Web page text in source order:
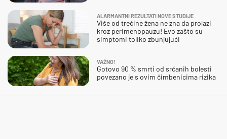
ALARMANTNI REZULTATI NOVE STUDIJE
Više od trećine žena ne zna da prolazi
kroz perimenopauzu! Evo zašto su
simptomi toliko zbunjujući
VAŽNO!
Gotovo 90 % smrti od srčanih bolesti
povezano je s ovim čimbenicima rizika